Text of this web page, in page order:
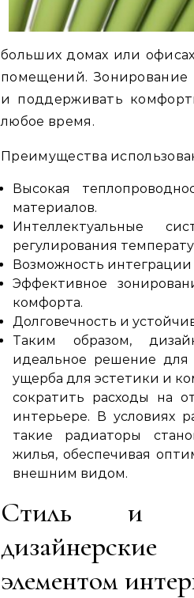
больших домах или
помещений. Зонирование
и поддерживать
любое время.
Преимущества
Высокая
материалов.
Интеллектуальные
регулирования
Возможность
Эффективное
комфорта.
Долговечность и
Таким образом,
идеальное решение для
ущерба для эстетики и
сократить расходы на
интерьере. В условиях
такие радиаторы
жилья, обеспечивая
внешним видом.
Стиль и
элементом